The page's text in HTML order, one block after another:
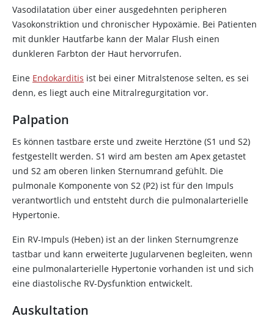
Vasodilatation über einer ausgedehnten peripheren
Vasokonstriktion und chronischer Hypoxämie. Bei Patienten
mit dunkler Hautfarbe kann der Malar Flush einen
dunkleren Farbton der Haut hervorrufen.
Eine Endokarditis ist bei einer Mitralstenose selten, es sei
denn, es liegt auch eine Mitralregurgitation vor.
Palpation
Es können tastbare erste und zweite Herztöne (S1 und S2)
festgestellt werden. S1 wird am besten am Apex getastet
und S2 am oberen linken Sternumrand gefühlt. Die
pulmonale Komponente von S2 (P2) ist für den Impuls
verantwortlich und entsteht durch die pulmonalarterielle
Hypertonie.
Ein RV-Impuls (Heben) ist an der linken Sternumgrenze
tastbar und kann erweiterte Jugularvenen begleiten, wenn
eine pulmonalarterielle Hypertonie vorhanden ist und sich
eine diastolische RV-Dysfunktion entwickelt.
Auskultation